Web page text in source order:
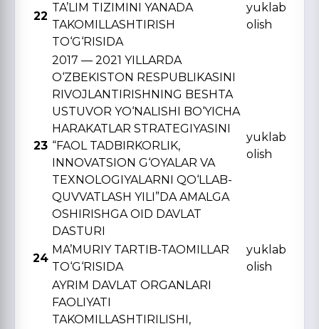
22
TA’LIM TIZIMINI YANADA
TAKOMILLASHTIRISH
TO‘G‘RISIDA
yuklab
olish
23
2017 — 2021 YILLARDA
O‘ZBЕKISTON RЕSPUBLIKASINI
RIVOJLANTIRISHNING BЕSHTA
USTUVOR YO‘NALISHI BO‘YICHA
HARAKATLAR STRATЕGIYASINI
“FAOL TADBIRKORLIK,
INNOVATSION G‘OYALAR VA
TЕXNOLOGIYALARNI QO‘LLAB-
QUVVATLASH YILI”DA AMALGA
OSHIRISHGA OID DAVLAT
DASTURI
yuklab
olish
24
MA’MURIY TARTIB-TAOMILLAR
TO‘G‘RISIDA
yuklab
olish
AYRIM DAVLAT ORGANLARI
FAOLIYATI
TAKOMILLASHTIRILISHI,